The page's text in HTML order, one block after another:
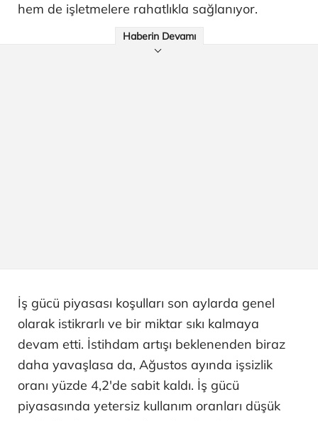
hem de işletmelere rahatlıkla sağlanıyor.
Haberin Devamı
İş gücü piyasası koşulları son aylarda genel
olarak istikrarlı ve bir miktar sıkı kalmaya
devam etti. İstihdam artışı beklenenden biraz
daha yavaşlasa da, Ağustos ayında işsizlik
oranı yüzde 4,2'de sabit kaldı. İş gücü
piyasasında yetersiz kullanım oranları düşük